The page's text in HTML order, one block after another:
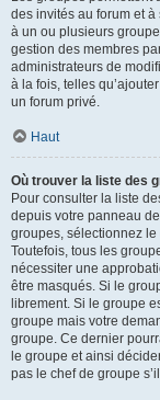
des invités au forum et
à un ou plusieurs
gestion des membres
administrateurs de
à la fois, telles
un forum privé.
Haut
Où trouver la liste des
Pour consulter la liste
depuis votre panneau
groupes, sélectionnez
Toutefois, tous les
nécessiter une
être masqués. Si le
librement. Si le groupe
groupe mais votre
groupe. Ce dernier
le groupe et ainsi
pas le chef de groupe